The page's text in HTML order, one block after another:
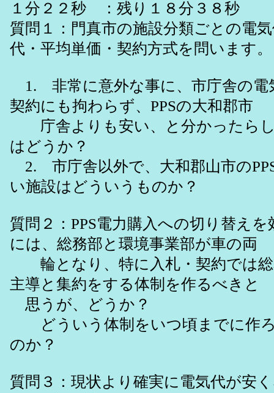
１分２２秒 ：残り１８分３８秒
質問１：門真市の施設分類ごとの電
代・平均単価・契約方式を問います。
1. 非常に意外な事に、市庁舎の電
契約にも拘わらず、PPSの大和郡市
庁舎よりも安い、と分かったら
はどうか？
2. 市庁舎以外で、大和郡山市の
い施設はどういうものか？
質問２：PPS電力購入への切り替え
には、総務部と環境事業部が車の両
輪となり、特に入札・契約では総
主導と集約をする体制を作るべきと
思うが、どうか？
どういう体制をいつ頃までに作
のか？
質問３：現状より確実に電気代が安